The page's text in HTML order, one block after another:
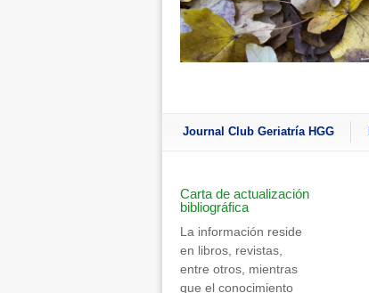
Journal Club Geriatría HGG
Carta de actualización
bibliográfica
La información reside
en libros, revistas,
entre otros, mientras
que el conocimiento